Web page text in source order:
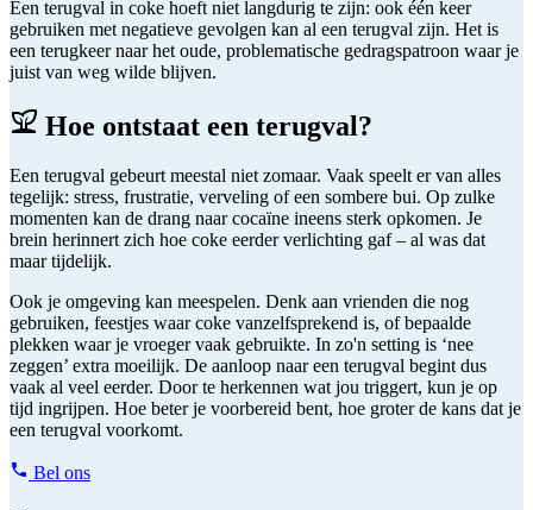
Een terugval in coke hoeft niet langdurig te zijn: ook één keer
gebruiken met negatieve gevolgen kan al een terugval zijn. Het is
een terugkeer naar het oude, problematische gedragspatroon waar je
juist van weg wilde blijven.
Hoe ontstaat een terugval?
Een terugval gebeurt meestal niet zomaar. Vaak speelt er van alles
tegelijk: stress, frustratie, verveling of een sombere bui. Op zulke
momenten kan de drang naar cocaïne ineens sterk opkomen. Je
brein herinnert zich hoe coke eerder verlichting gaf – al was dat
maar tijdelijk.
Ook je omgeving kan meespelen. Denk aan vrienden die nog
gebruiken, feestjes waar coke vanzelfsprekend is, of bepaalde
plekken waar je vroeger vaak gebruikte. In zo'n setting is ‘nee
zeggen’ extra moeilijk. De aanloop naar een terugval begint dus
vaak al veel eerder. Door te herkennen wat jou triggert, kun je op
tijd ingrijpen. Hoe beter je voorbereid bent, hoe groter de kans dat je
een terugval voorkomt.
Bel ons